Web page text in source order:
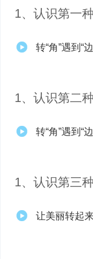
1、认识第一
转“角”遇到“
1、认识第二
转“角”遇到“
1、认识第三
让美丽转起